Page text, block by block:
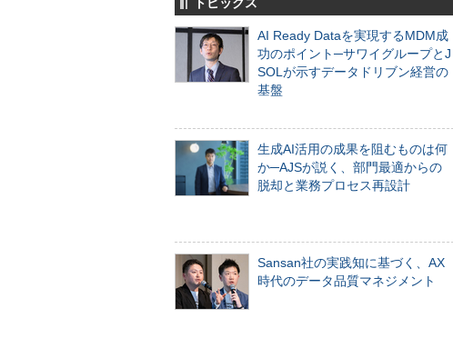
トピックス
AI Ready Dataを実現するMDM成
功のポイント─サワイグループとJ
SOLが示すデータドリブン経営の
基盤
生成AI活用の成果を阻むものは何
か─AJSが説く、部門最適からの
脱却と業務プロセス再設計
Sansan社の実践知に基づく、AX
時代のデータ品質マネジメント